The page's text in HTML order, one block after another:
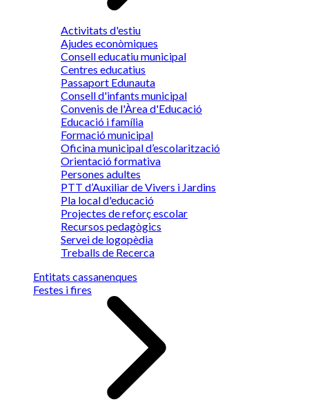
Activitats d'estiu
Ajudes econòmiques
Consell educatiu municipal
Centres educatius
Passaport Edunauta
Consell d'infants municipal
Convenis de l'Àrea d'Educació
Educació i família
Formació municipal
Oficina municipal d’escolarització
Orientació formativa
Persones adultes
PTT d’Auxiliar de Vivers i Jardins
Pla local d'educació
Projectes de reforç escolar
Recursos pedagògics
Servei de logopèdia
Treballs de Recerca
Entitats cassanenques
Festes i fires